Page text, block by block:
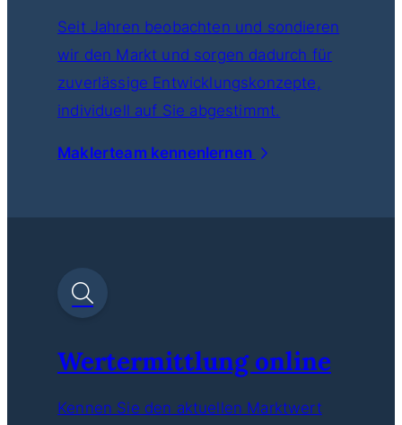
Seit Jahren beobachten und sondieren
wir den Markt und sorgen dadurch für
zuverlässige Entwicklungskonzepte,
individuell auf Sie abgestimmt.
Maklerteam kennenlernen
Wertermittlung online
Kennen Sie den aktuellen Marktwert